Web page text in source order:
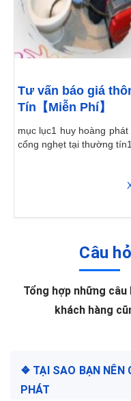
Tư vấn báo giá
Tín【Miễn Phí】
mục lục1 huy hoàng
cống nghẹt tại thường
Câu
Tổng hợp những
khách hàng
❖ TẠI SAO BẠN NÊN
PHÁT